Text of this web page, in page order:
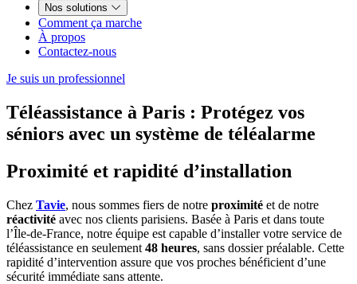
Nos solutions
Comment ça marche
À propos
Contactez-nous
Je suis un professionnel
Téléassistance à Paris : Protégez vos
séniors avec un système de téléalarme
Proximité et rapidité d’installation
Chez Tavie, nous sommes fiers de notre proximité et de notre
réactivité avec nos clients parisiens. Basée à Paris et dans toute
l’Île-de-France, notre équipe est capable d’installer votre service de
téléassistance en seulement 48 heures, sans dossier préalable. Cette
rapidité d’intervention assure que vos proches bénéficient d’une
sécurité immédiate sans attente.